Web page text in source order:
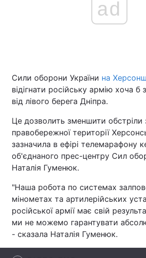
Головна Війна
Україна
Економіка Світ
Спорт Наука
Техно і зв'язок
Зброя
Здоров'я Туризм
Цікавинки
ad
Сили оборони України на
відігнати російську армію хоча б
від лівого берега Дніпра.
Це дозволить зменшити обстріли
правобережної території
зазначила в ефірі телемарафону
об'єднаного прес-центру Сил
Наталія Гуменюк.
"Наша робота по системах
мінометах та артилерійських
російської армії має свій
ми не можемо гарантувати
- сказала Наталія Гуменюк.